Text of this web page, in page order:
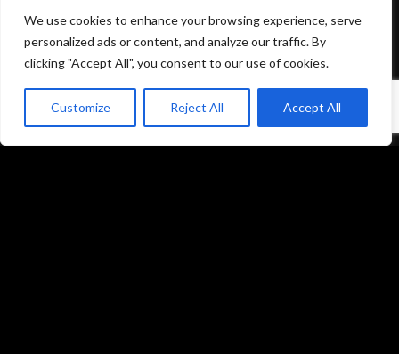
We use cookies to enhance your browsing experience, serve
personalized ads or content, and analyze our traffic. By
clicking "Accept All", you consent to our use of cookies.
Customize Reject All Accept All